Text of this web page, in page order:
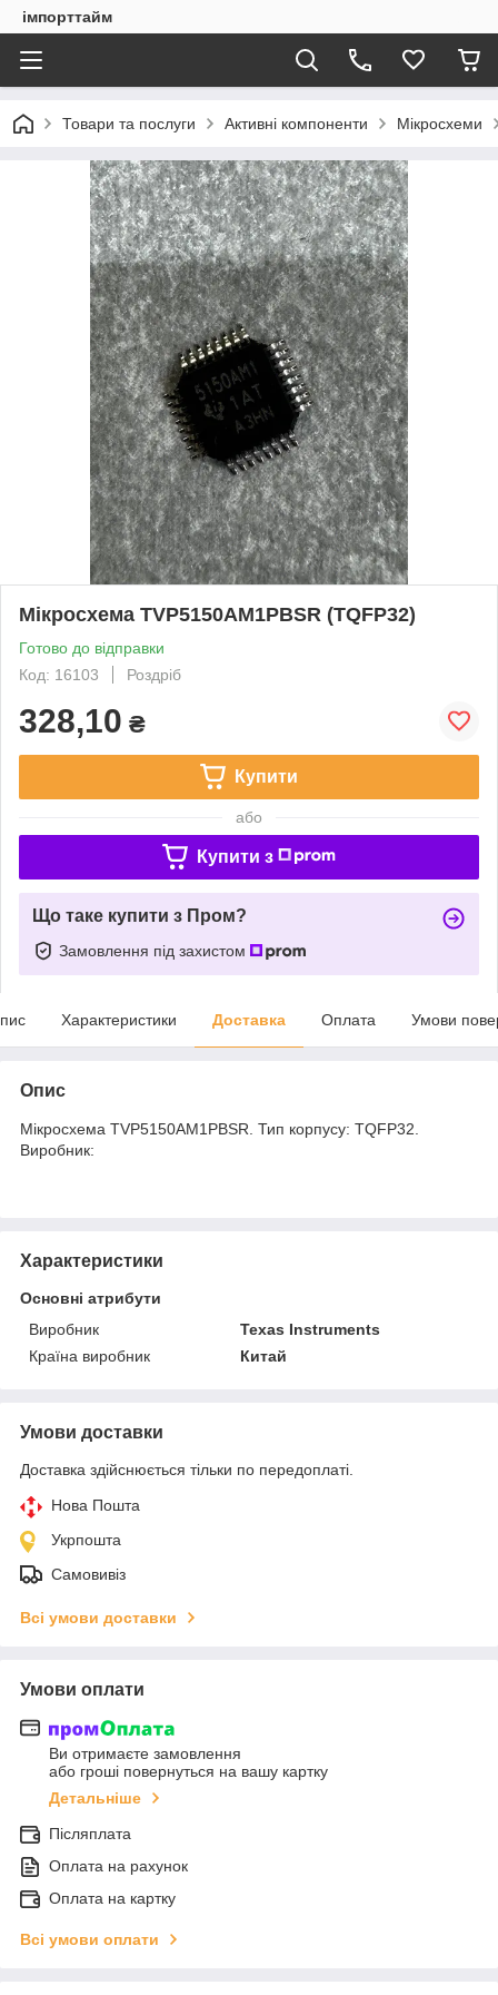
імпорттайм
Товари та послуги Активні компоненти Мікросхеми
Мікросхема TVP5150AM1PBSR (TQFP32)
Готово до відправки
Код: 16103
Роздріб
328,10 ₴
Купити
або
Купити з
Що таке купити з Пром?
Замовлення під захистом
Характеристики Доставка Оплата Умови
Опис
Мікросхема TVP5150AM1PBSR. Тип корпусу: TQFP32.
Виробник:
Характеристики
Основні атрибути
Виробник
Texas Instruments
Країна виробник
Китай
Умови доставки
Доставка здійснюється тільки по передоплаті.
Нова Пошта
Укрпошта
Самовивіз
Всі умови доставки
Умови оплати
Ви отримаєте замовлення
або гроші повернуться на вашу картку
Детальніше
Післяплата
Оплата на рахунок
Оплата на картку
Всі умови оплати